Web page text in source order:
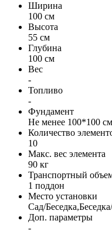
Ширина
100 см
Высота
55 см
Глубина
100 см
Вес
-
Топливо
-
Фундамент
Не менее 100*100 см
Количество
10
Макс. вес элемента
90 кг
Транспортный
1 поддон
Место установки
Сад/
Доп. параметры
-